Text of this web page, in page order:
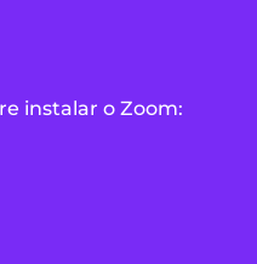
instalar o Zoom: